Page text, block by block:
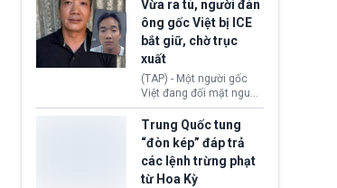
nhiều lớp tài khoản. Sau
hơn 2 tuần phối hợp truy
xét, lực lượng chức năng
hai nước đã bắt giữ 171
Nhóm này bị xác định
lừa đảo 619 nạn nhân,
chiếm đoạt hơn 17,7 tỷ
KRW.
Vừa ra tù, người đàn
ông gốc Việt bị ICE
bắt giữ, chờ trục
xuất
(TAP) - Một người gốc
Việt đang đối mặt nguy
cơ bị trục xuất khỏi Hoa
Kỳ sau khi đã chấp hành
xong bản án liên quan
đến tội ác từ hơn 30
năm trước tại California.
Trung Quốc tung
“đòn kép” đáp trả
các lệnh trừng phạt
từ Hoa Kỳ